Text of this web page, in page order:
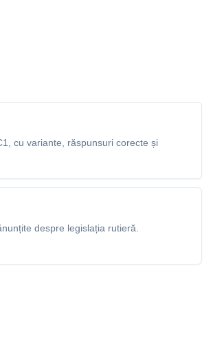
cu variante, răspunsuri corecte și
despre legislația rutieră.